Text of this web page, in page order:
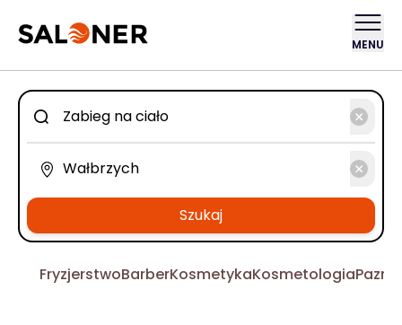
MENU
Szukaj
FryzjerstwoBarberKosmetykaKosmetologia